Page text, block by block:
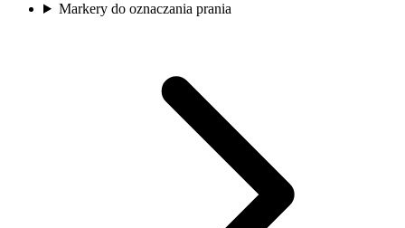
Markery do oznaczania prania